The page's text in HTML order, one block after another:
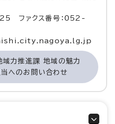
ファクス番号：052-
力推進課 地域の魅力
へのお問い合わせ